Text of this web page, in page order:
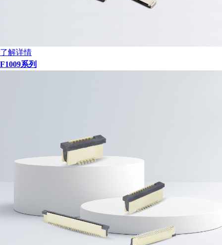
了解详情
F1009系列